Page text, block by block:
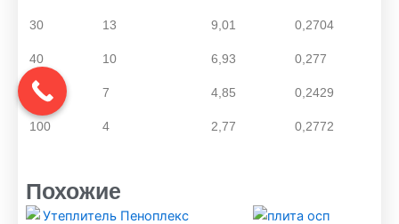
30 13 9,01 0,2704
40 10 6,93 0,277
50 7 4,85 0,2429
100 4 2,77 0,2772
Похожие
Диапазон
Этот
Диапазон
Этот